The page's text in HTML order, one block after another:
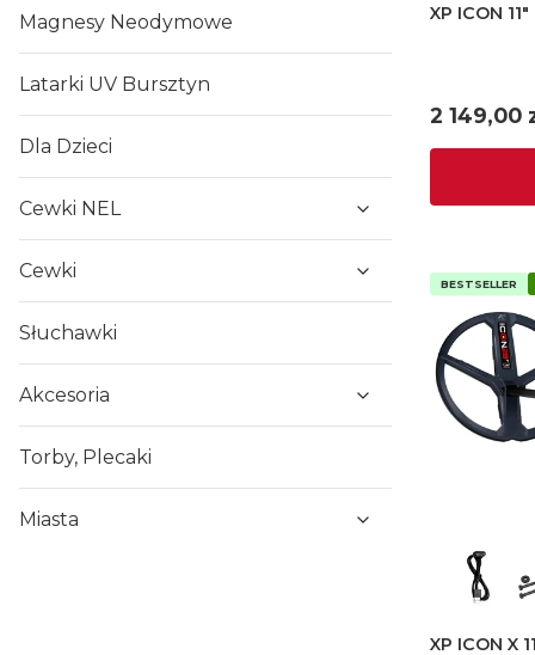
Magnesy Neodymowe
Latarki UV Bursztyn
Dla Dzieci
Cewki NEL
Cewki
Słuchawki
Akcesoria
Torby, Plecaki
Miasta
XP ICON
Cena
2 149,00
BESTSELLER
XP ICON X